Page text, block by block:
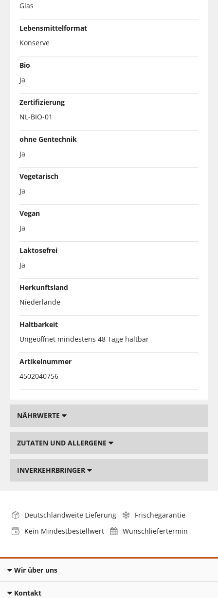
Glas
Lebensmittelformat
Konserve
Bio
Ja
Zertifizierung
NL-BIO-01
ohne Gentechnik
Ja
Vegetarisch
Ja
Vegan
Ja
Laktosefrei
Ja
Herkunftsland
Niederlande
Haltbarkeit
Ungeöffnet mindestens 48 Tage haltbar
Artikelnummer
4502040756
NÄHRWERTE
ZUTATEN UND ALLERGENE
INVERKEHRBRINGER
Deutschlandweite Lieferung
Frischegarantie
Kein Mindestbestellwert
Wunschliefertermin
Wir über uns
Kontakt